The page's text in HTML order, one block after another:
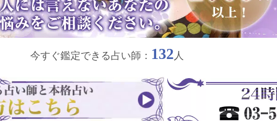
今すぐ鑑定できる占い師： 132 人